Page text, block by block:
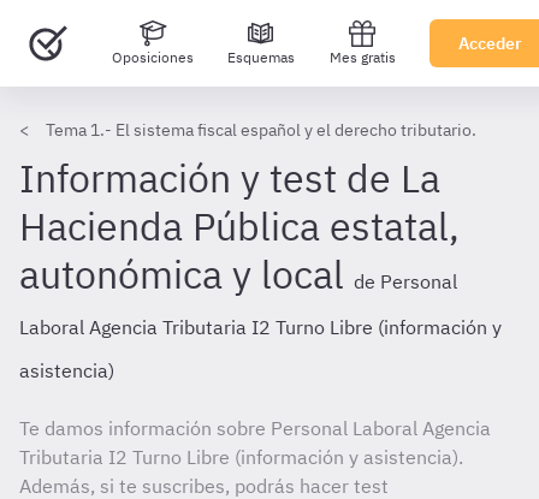
Oposiciones Esquemas Mes gratis
Acceder
Tema 1.- El sistema fiscal español y el derecho tributario.
Información y test de La
Hacienda Pública estatal,
autonómica y local de Personal
Laboral Agencia Tributaria I2 Turno Libre (información y
asistencia)
Te damos información sobre Personal Laboral Agencia
Tributaria I2 Turno Libre (información y asistencia).
Además, si te suscribes, podrás hacer test